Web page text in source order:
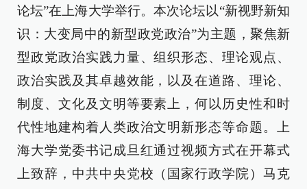
论坛”在上海大学举行。本次论坛以“新视野新知
识：大变局中的新型政党政治”为主题，聚焦新
型政党政治实践力量、组织形态、理论观点、
政治实践及其卓越效能，以及在道路、理论、
制度、文化及文明等要素上，何以历史性和时
代性地建构着人类政治文明新形态等命题。上
海大学党委书记成旦红通过视频方式在开幕式
上致辞，中共中央党校（国家行政学院）马克